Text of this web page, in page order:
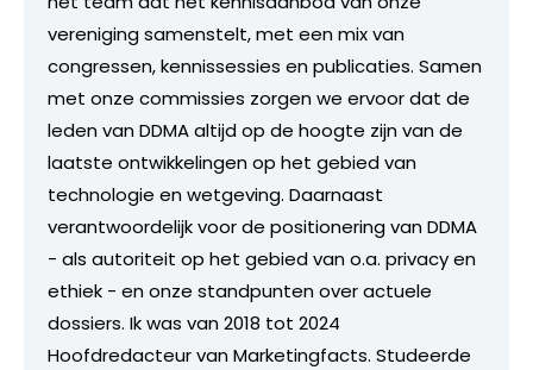
vereniging samenstelt, met een mix van
congressen, kennissessies en publicaties. Samen
met onze commissies zorgen we ervoor dat de
leden van DDMA altijd op de hoogte zijn van de
laatste ontwikkelingen op het gebied van
technologie en wetgeving. Daarnaast
verantwoordelijk voor de positionering van DDMA
- als autoriteit op het gebied van o.a. privacy en
ethiek - en onze standpunten over actuele
dossiers. Ik was van 2018 tot 2024
Hoofdredacteur van Marketingfacts. Studeerde